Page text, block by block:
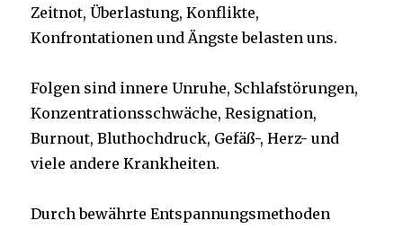
Zeitnot, Überlastung, Konflikte,
Konfrontationen und Ängste belasten uns.
Folgen sind innere Unruhe, Schlafstörungen,
Konzentrationsschwäche, Resignation,
Burnout, Bluthochdruck, Gefäß-, Herz- und
viele andere Krankheiten.
Durch bewährte Entspannungsmethoden